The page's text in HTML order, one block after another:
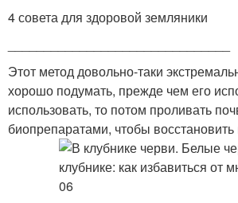
4 совета для здоровой земляники
Этот метод довольно-таки
хорошо подумать, прежде чем его
использовать, то потом проливать
биопрепаратами, чтобы